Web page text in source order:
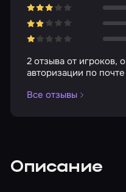
2 отзыва от игроков,
авторизации по
Все отзывы
Описание